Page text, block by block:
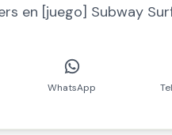
en [juego] Subway
WhatsApp